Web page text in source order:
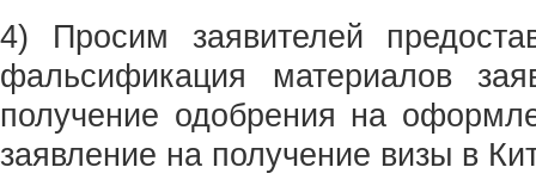
4) Просим заявителей
фальсификация материалов
получение одобрения на
заявление на получение визы в